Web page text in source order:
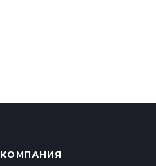
КОМПАНИЯ